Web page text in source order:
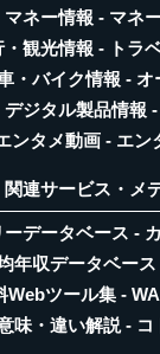
マネー情報 - マネ
・観光情報 - トラ
・バイク情報 - オ
ジタル製品情報
ンタメ動画 - エン
関連サービス・メ
ーデータベース -
年収データベー
Webツール集 -
味・違い解説 - コ